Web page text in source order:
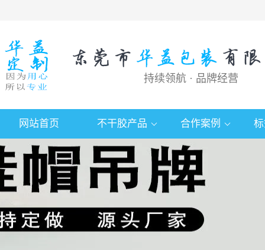
持续领航 · 品牌经营
网站首页 不干胶产品 合作案例